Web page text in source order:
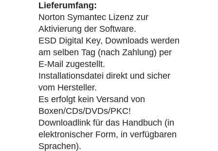
Lieferumfang:
Norton Symantec Lizenz zur
Aktivierung der Software.
ESD Digital Key, Downloads werden
am selben Tag (nach Zahlung) per
E-Mail zugestellt.
Installationsdatei direkt und sicher
vom Hersteller.
Es erfolgt kein Versand von
Boxen/CDs/DVDs/PKC!
Downloadlink für das Handbuch (in
elektronischer Form, in verfügbaren
Sprachen).